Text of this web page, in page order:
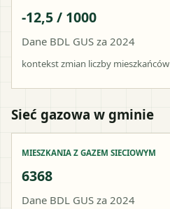
-12,5 / 1000
Dane BDL GUS za 2024
kontekst zmian liczby mieszkańców
Sieć gazowa w gminie
MIESZKANIA Z GAZEM SIECIOWYM
6368
Dane BDL GUS za 2024